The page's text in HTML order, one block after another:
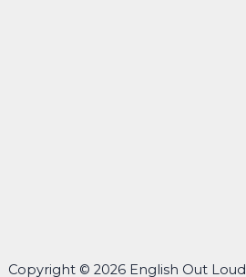
Copyright © 2026 English Out